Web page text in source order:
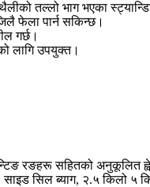
तल्लो भाग भएका
फेला पार्न सकिन्छ।
गर्छ।
लागि उपयुक्त।
रङहरू सहितको अनुकूलित
सिल ब्याग, २.५ किलो ५